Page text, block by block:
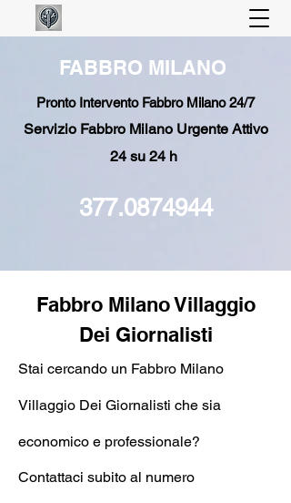
FABBRO MILANO
Pronto Intervento Fabbro Milano 24/7
Servizio Fabbro Milano Urgente Attivo
24 su 24 h
377.0874944
Fabbro Milano Villaggio
Dei Giornalisti
Stai cercando un Fabbro Milano
Villaggio Dei Giornalisti che sia
economico e professionale?
Contattaci subito al numero